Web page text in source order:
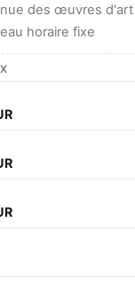
des œuvres d'art
horaire fixe